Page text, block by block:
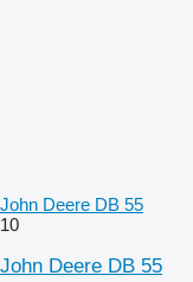
John Deere DB 55
10
John Deere DB 55